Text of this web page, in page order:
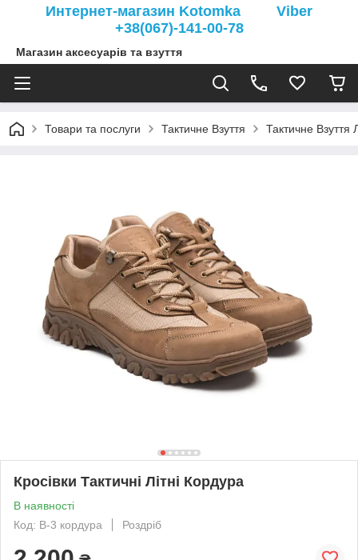
Интернет-магазин Kotomka Viber
+38(067)-141-00-78
Магазин аксесуарів та взуття
Товари та послуги Тактичне Взуття Тактичне Взуття
Кросівки Тактичні Літні Кордура
В наявності
Код: В-3 кордура
Роздріб